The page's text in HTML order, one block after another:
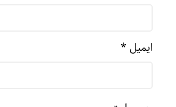
ایمیل *